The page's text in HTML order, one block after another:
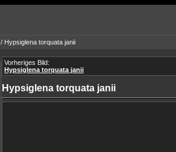
/ Hypsiglena torquata janii
Vorheriges Bild:
Hypsiglena torquata janii
Hypsiglena torquata janii